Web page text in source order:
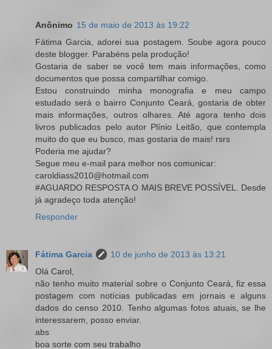
Anônimo 15 de maio de 2013 às 19:22
Fátima Garcia, adorei sua postagem. Soube agora pouco
deste blogger. Parabéns pela produção!
Gostaria de saber se você tem mais informações, como
documentos que possa compartilhar comigo.
Estou construindo minha monografia e meu campo
estudado será o bairro Conjunto Ceará, gostaria de obter
mais informações, outros olhares. Até agora tenho dois
livros publicados pelo autor Plínio Leitão, que contempla
muito do que eu busco, mas gostaria de mais! rsrs
Poderia me ajudar?
Segue meu e-mail para melhor nos comunicar:
caroldiass2010@hotmail.com
#AGUARDO RESPOSTA O MAIS BREVE POSSÍVEL. Desde
já agradeço toda atenção!
Responder
Fátima Garcia
10 de junho de 2013 às 13:21
Olá Carol,
não tenho muito material sobre o Conjunto Ceará, fiz essa
postagem com notícias publicadas em jornais e alguns
dados do censo 2010. Tenho algumas fotos atuais, se lhe
interessarem, posso enviar.
abs
boa sorte com seu trabalho